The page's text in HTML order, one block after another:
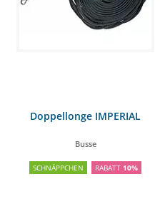
Doppellonge IMPERIAL
Busse
SCHNÄPPCHEN RABATT 10%